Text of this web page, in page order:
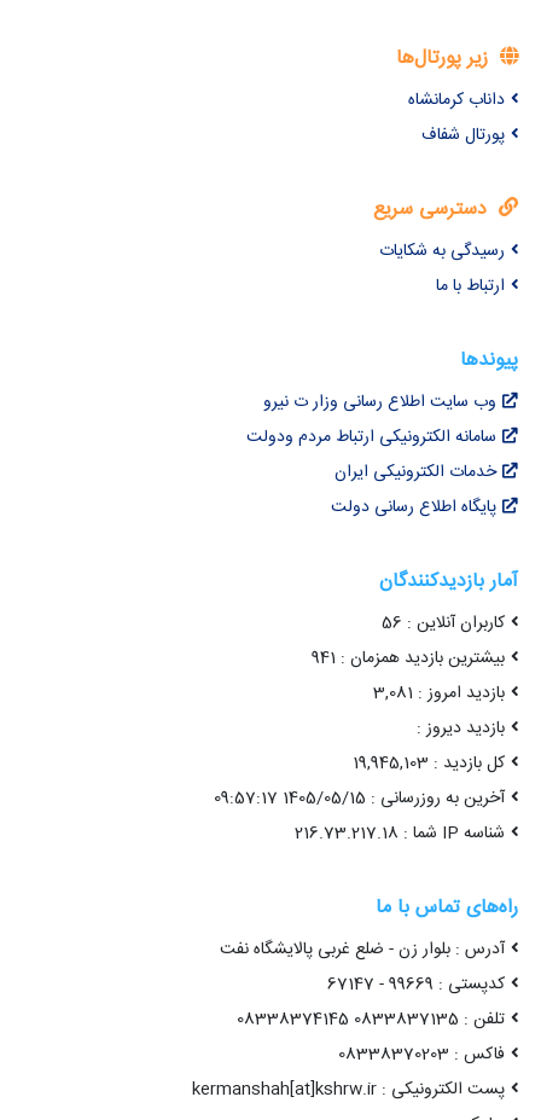
زیر پورتال‌ها
داناب کرمانشاه
پورتال شفاف
دسترسی سریع
رسیدگی به شکایات
ارتباط با ما
پیوندها
وب سایت اطلاع رسانی وزار ت نیرو
سامانه الکترونیکی ارتباط مردم ودولت
خدمات الکترونیکی ایران
پایگاه اطلاع رسانی دولت
آمار بازدیدکنندگان
کاربران آنلاین : 56
بیشترین بازدید همزمان : 941
بازدید امروز : 3,081
بازدید دیروز :
کل بازدید : 19,945,103
آخرین به روزرسانی : 1405/05/15 09:57:17
شناسه IP شما : 216.73.217.18
راه‌های تماس با ما
آدرس : بلوار زن - ضلع غربی پالایشگاه نفت
کدپستی : 99669 - 67147
تلفن : 0833837135 08338374145
فاکس : 08338370203
پست الکترونیکی : kermanshah[at]kshrw.ir